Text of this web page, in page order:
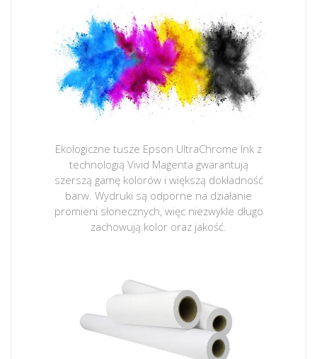
Ekologiczne tusze Epson UltraChrome Ink z
technologią Vivid Magenta gwarantują
szerszą gamę kolorów i większą dokładność
barw. Wydruki są odporne na działanie
promieni słonecznych, więc niezwykle długo
zachowują kolor oraz jakość.